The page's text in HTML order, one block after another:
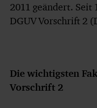
2011 geändert. Seit
DGUV Vorschrift 2
Die wichtigsten
Vorschrift 2